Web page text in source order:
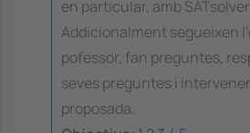
en particular, amb
Addicionalment segueixen
pofessor, fan preguntes,
seves preguntes i
proposada.